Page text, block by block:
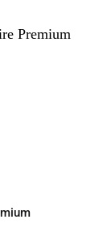
Premium